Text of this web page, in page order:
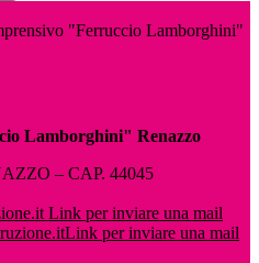
"Ferruccio Lamborghini"
Lamborghini" Renazzo
– CAP. 44045
Link per inviare una mail
Link per inviare una mail